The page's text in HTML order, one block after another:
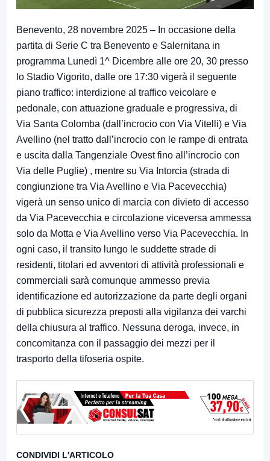
Benevento, 28 novembre 2025 – In occasione della
partita di Serie C tra Benevento e Salernitana in
programma Lunedì 1^ Dicembre alle ore 20, 30 presso
lo Stadio Vigorito, dalle ore 17:30 vigerà il seguente
piano traffico: interdizione al traffico veicolare e
pedonale, con attuazione graduale e progressiva, di
Via Santa Colomba (dall’incrocio con Via Vitelli) e Via
Avellino (nel tratto dall’incrocio con le rampe di entrata
e uscita dalla Tangenziale Ovest fino all’incrocio con
Via delle Puglie) , mentre su Via Intorcia (strada di
congiunzione tra Via Avellino e Via Pacevecchia)
vigerà un senso unico di marcia con divieto di accesso
da Via Pacevecchia e circolazione viceversa ammessa
solo da Motta e Via Avellino verso Via Pacevecchia. In
ogni caso, il transito lungo le suddette strade di
residenti, titolari ed avventori di attività professionali e
commerciali sarà comunque ammesso previa
identificazione ed autorizzazione da parte degli organi
di pubblica sicurezza preposti alla vigilanza dei varchi
della chiusura al traffico. Nessuna deroga, invece, in
concomitanza con il passaggio dei mezzi per il
trasporto della tifoseria ospite.
CONDIVIDI L'ARTICOLO